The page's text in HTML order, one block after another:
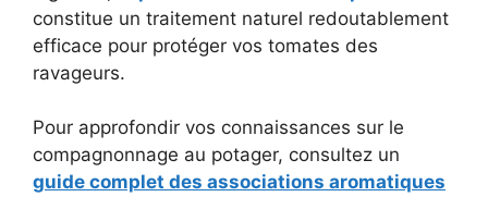
constitue un traitement naturel redoutablement
efficace pour protéger vos tomates des
ravageurs.
Pour approfondir vos connaissances sur le
compagnonnage au potager, consultez un
guide complet des associations aromatiques